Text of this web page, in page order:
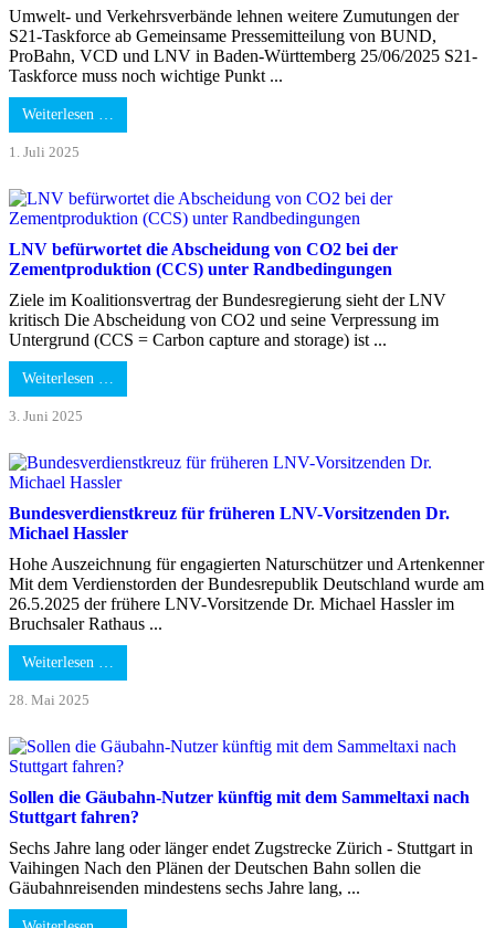
Umwelt- und Verkehrsverbände lehnen weitere Zumutungen der
S21-Taskforce ab Gemeinsame Pressemitteilung von BUND,
ProBahn, VCD und LNV in Baden-Württemberg 25/06/2025 S21-
Taskforce muss noch wichtige Punkt ...
Weiterlesen …
1. Juli 2025
LNV befürwortet die Abscheidung von CO2 bei der
Zementproduktion (CCS) unter Randbedingungen
Ziele im Koalitionsvertrag der Bundesregierung sieht der LNV
kritisch Die Abscheidung von CO2 und seine Verpressung im
Untergrund (CCS = Carbon capture and storage) ist ...
Weiterlesen …
3. Juni 2025
Bundesverdienstkreuz für früheren LNV-Vorsitzenden Dr.
Michael Hassler
Hohe Auszeichnung für engagierten Naturschützer und Artenkenner
Mit dem Verdienstorden der Bundesrepublik Deutschland wurde am
26.5.2025 der frühere LNV-Vorsitzende Dr. Michael Hassler im
Bruchsaler Rathaus ...
Weiterlesen …
28. Mai 2025
Sollen die Gäubahn-Nutzer künftig mit dem Sammeltaxi nach
Stuttgart fahren?
Sechs Jahre lang oder länger endet Zugstrecke Zürich - Stuttgart in
Vaihingen Nach den Plänen der Deutschen Bahn sollen die
Gäubahnreisenden mindestens sechs Jahre lang, ...